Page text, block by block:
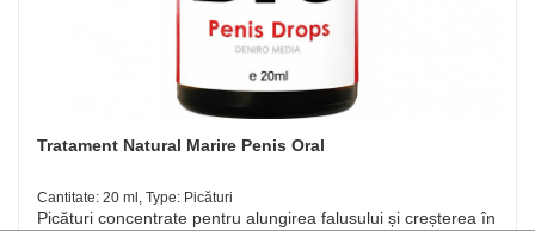
Tratament Natural Marire Penis Oral
Cantitate: 20 ml, Type: Picături
Picături concentrate pentru alungirea falusului și creșterea în